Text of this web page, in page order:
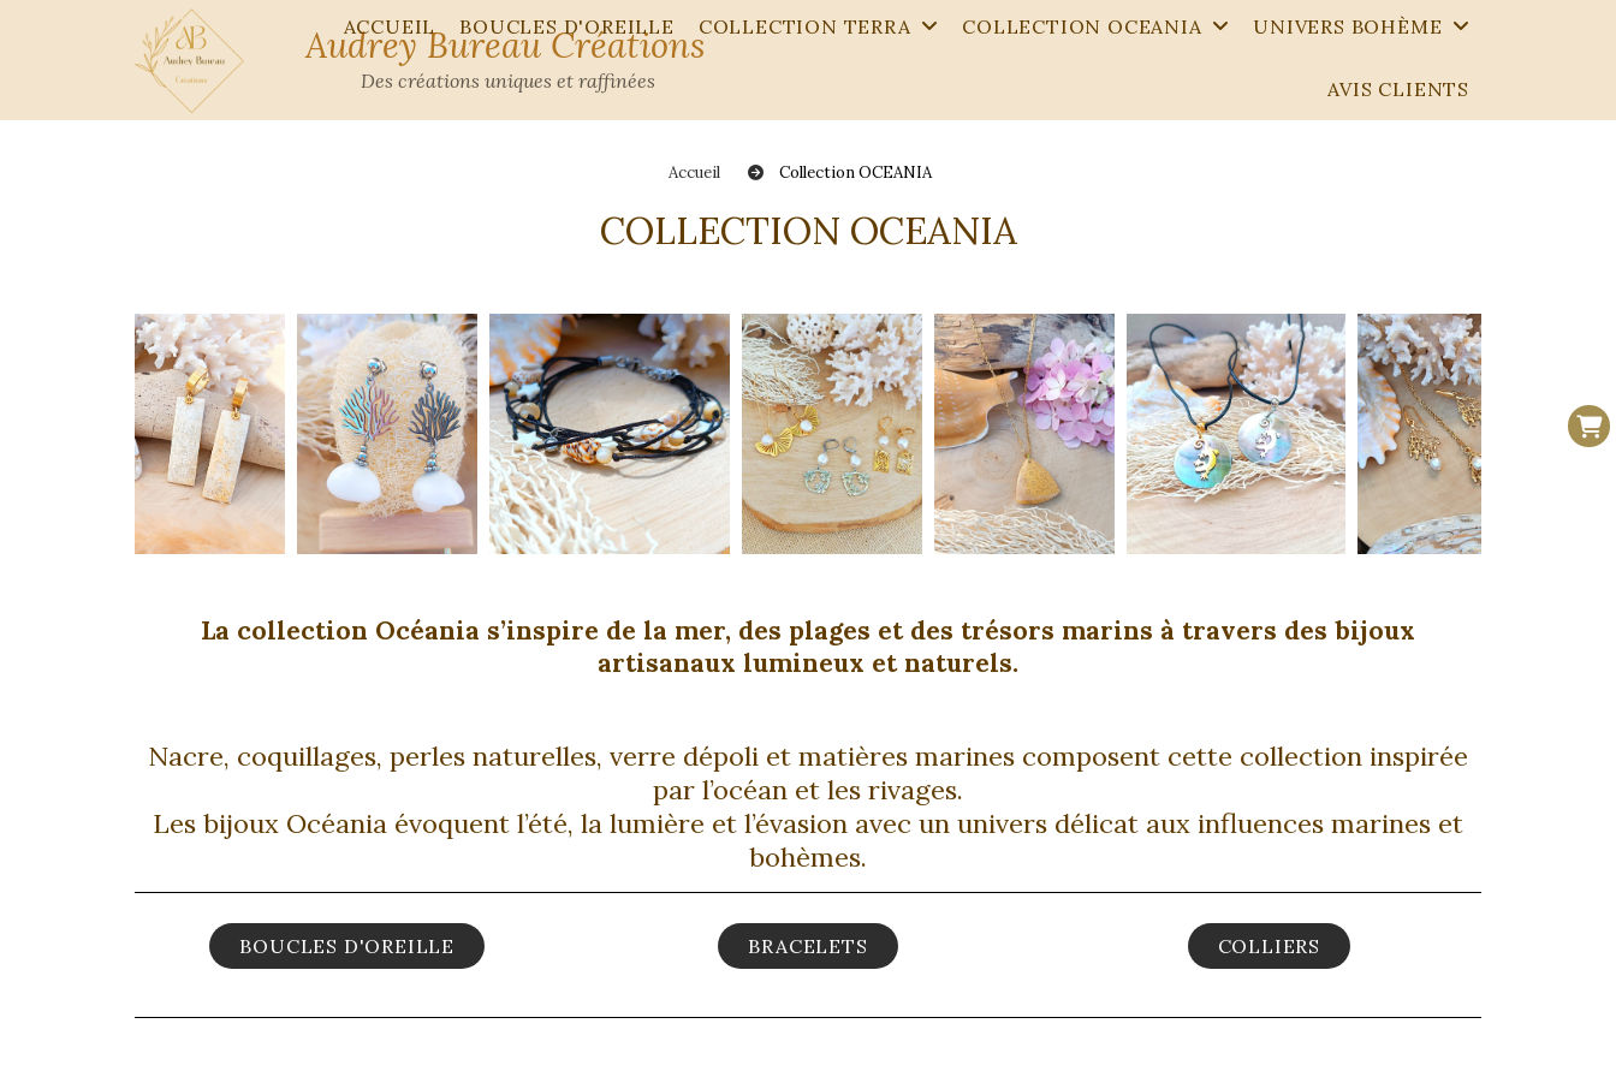
Audrey Bureau Créations
Des créations uniques et raffinées
ACCUEIL BOUCLES D'OREILLE COLLECTION TERRA COLLECTION OCEANIA UNIVERS BOHÈME
AVIS CLIENTS
Accueil Collection OCEANIA
COLLECTION OCEANIA
La collection Océania s’inspire de la mer, des plages et des trésors marins à travers des bijoux
artisanaux lumineux et naturels.
Nacre, coquillages, perles naturelles, verre dépoli et matières marines composent cette collection inspirée
par l’océan et les rivages.
Les bijoux Océania évoquent l’été, la lumière et l’évasion avec un univers délicat aux influences marines et
bohèmes.
BOUCLES D'OREILLE BRACELETS COLLIERS